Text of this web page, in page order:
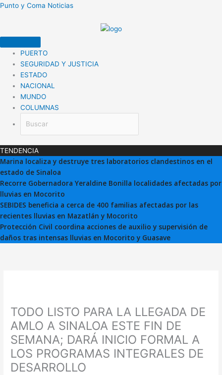
Ir
Punto y Coma Noticias
PUERTO
SEGURIDAD Y JUSTICIA
ESTADO
NACIONAL
MUNDO
COLUMNAS
TENDENCIA
Marina localiza y destruye tres laboratorios clandestinos en el
estado de Sinaloa
Recorre Gobernadora Yeraldine Bonilla localidades afectadas por
lluvias en Mocorito
SEBIDES beneficia a cerca de 400 familias afectadas por las
recientes lluvias en Mazatlán y Mocorito
Protección Civil coordina acciones de auxilio y supervisión de
daños tras intensas lluvias en Mocorito y Guasave
TODO LISTO PARA LA LLEGADA DE
AMLO A SINALOA ESTE FIN DE
SEMANA; DARÁ INICIO FORMAL A
LOS PROGRAMAS INTEGRALES DE
DESARROLLO